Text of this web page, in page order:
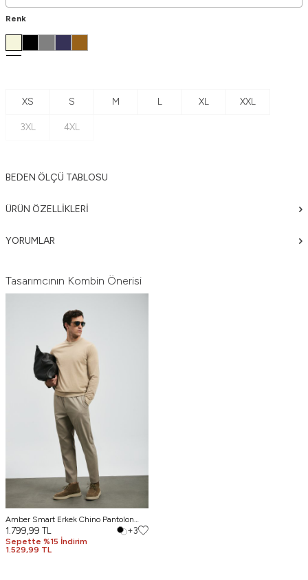
Renk
XS S M L XL XXL
3XL 4XL
BEDEN ÖLÇÜ TABLOSU
ÜRÜN ÖZELLIKLERI
YORUMLAR
Tasarımcının Kombin Önerisi
Amber Smart Erkek Chino Pantolon
Slim Fit Bej
1.799,99 TL
Sepette %15 İndirim
1.529,99 TL
+3